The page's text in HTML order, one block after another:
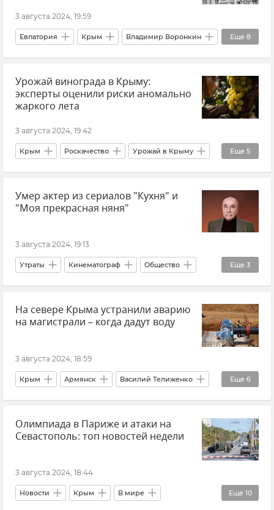
Новости Крыма
3 августа 2024, 19:59
Еще 8
Евпатория Крым Владимир Воронкин
ГУП РК "Крымэнерго" Энергосистема Крыма
Отключение электроэнергии в Крыму
Электросети
Урожай винограда в Крыму:
эксперты оценили риски аномально
жаркого лета
3 августа 2024, 19:42
Еще 5
Крым Роскачество Урожай в Крыму
Урожай Виноделие в Крыму
Виноделие Новости Крыма Новости
Умер актер из сериалов "Кухня" и
"Моя прекрасная няня"
3 августа 2024, 19:13
Еще 3
Утраты Кинематограф Общество
Культура Искусство Кино
На севере Крыма устранили аварию
на магистрали – когда дадут воду
3 августа 2024, 18:59
Еще 6
Крым Армянск Василий Телиженко
Вода Крыма Вода в Крыму ЖКХ
ЖКХ Крыма и Севастополя Общество
Олимпиада в Париже и атаки на
Севастополь: топ новостей недели
3 августа 2024, 18:44
Еще 10
Новости Крым В мире